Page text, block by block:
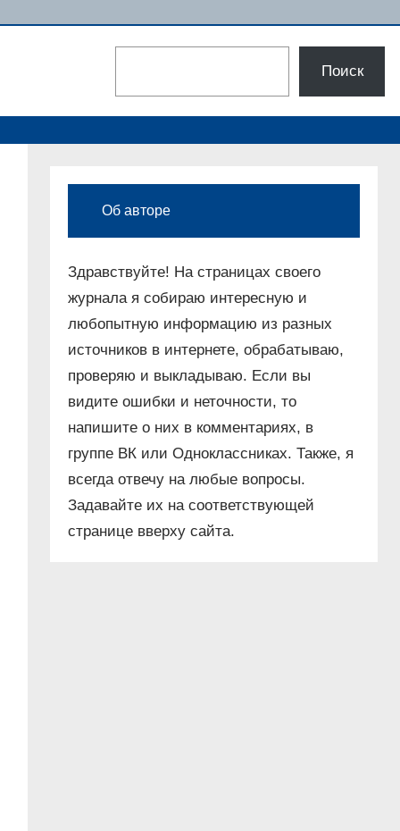
Поиск
Об авторе
Здравствуйте! На страницах своего
журнала я собираю интересную и
любопытную информацию из разных
источников в интернете, обрабатываю,
проверяю и выкладываю. Если вы
видите ошибки и неточности, то
напишите о них в комментариях, в
группе ВК или Одноклассниках. Также, я
всегда отвечу на любые вопросы.
Задавайте их на соответствующей
странице вверху сайта.